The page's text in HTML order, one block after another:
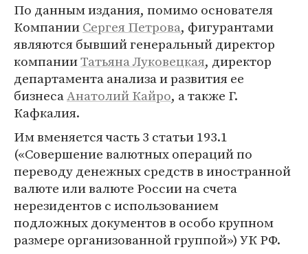
По данным издания, помимо основателя
КомпанииСергея Петрова, фигурантами
являются бывший генеральный директор
компанииТатьяна Луковецкая, директор
департамента анализа и развития ее
бизнесаАнатолий Кайро, а также Г.
Кафкалия.
Им вменяется часть 3 статьи 193.1
(«Совершение валютных операций по
переводу денежных средств в иностранной
валюте или валюте России на счета
нерезидентов с использованием
подложных документов в особо крупном
размере организованной группой») УК РФ.